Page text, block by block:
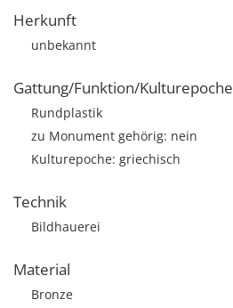
Herkunft
unbekannt
Gattung/Funktion/Kulturepoche
Rundplastik
zu Monument gehörig: nein
Kulturepoche: griechisch
Technik
Bildhauerei
Material
Bronze